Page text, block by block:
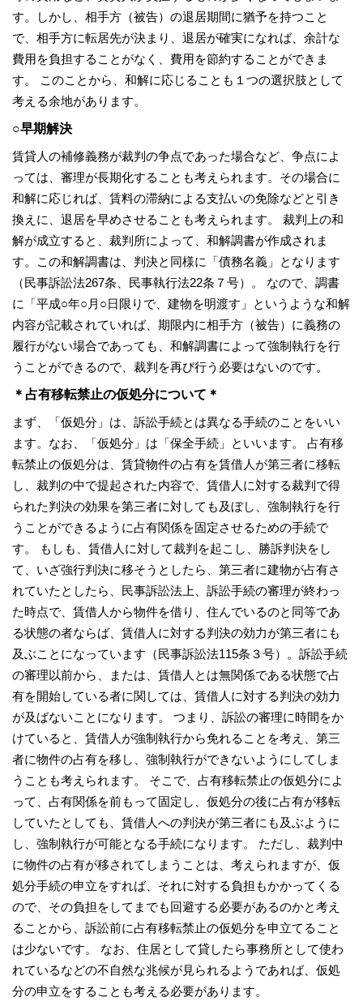
す。しかし、相手方（被告）の退居期間に猶予を持つこと
で、相手方に転居先が決まり、退居が確実になれば、余計な
費用を負担することがなく、費用を節約することができま
す。 このことから、和解に応じることも１つの選択肢として
考える余地があります。
○早期解決
賃貸人の補修義務が裁判の争点であった場合など、争点によ
っては、審理が長期化することも考えられます。その場合に
和解に応じれば、賃料の滞納による支払いの免除などと引き
換えに、退居を早めさせることも考えられます。 裁判上の和
解が成立すると、裁判所によって、和解調書が作成されま
す。この和解調書は、判決と同様に「債務名義」となります
（民事訴訟法267条、民事執行法22条７号）。 なので、調書
に「平成○年○月○日限りで、建物を明渡す」というような和解
内容が記載されていれば、期限内に相手方（被告）に義務の
履行がない場合であっても、和解調書によって強制執行を行
うことができるので、裁判を再び行う必要はないのです。
＊占有移転禁止の仮処分について＊
まず、「仮処分」は、訴訟手続とは異なる手続のことをいい
ます。なお、「仮処分」は「保全手続」といいます。 占有移
転禁止の仮処分は、賃貸物件の占有を賃借人が第三者に移転
し、裁判の中で提起された内容で、賃借人に対する裁判で得
られた判決の効果を第三者に対しても及ぼし、強制執行を行
うことができるように占有関係を固定させるための手続で
す。 もしも、賃借人に対して裁判を起こし、勝訴判決をし
て、いざ強行判決に移そうとしたら、第三者に建物が占有さ
れていたとしたら、民事訴訟法上、訴訟手続の審理が終わっ
た時点で、賃借人から物件を借り、住んでいるのと同等であ
る状態の者ならば、賃借人に対する判決の効力が第三者にも
及ぶことになっています（民事訴訟法115条３号）。訴訟手続
の審理以前から、または、賃借人とは無関係である状態で占
有を開始している者に関しては、賃借人に対する判決の効力
が及ばないことになります。 つまり、訴訟の審理に時間をか
けていると、賃借人が強制執行から免れることを考え、第三
者に物件の占有を移し、強制執行ができないようにしてしま
うことも考えられます。 そこで、占有移転禁止の仮処分によ
って、占有関係を前もって固定し、仮処分の後に占有が移転
していたとしても、賃借人への判決が第三者にも及ぶように
し、強制執行が可能となる手続になります。 ただし、裁判中
に物件の占有が移されてしまうことは、考えられますが、仮
処分手続の申立をすれば、それに対する負担もかかってくる
ので、その負担をしてまでも回避する必要があるのかと考え
ることから、訴訟前に占有移転禁止の仮処分を申立てること
は少ないです。 なお、住居として貸したら事務所として使わ
れているなどの不自然な兆候が見られるようであれば、仮処
分の申立をすることも考える必要があります。